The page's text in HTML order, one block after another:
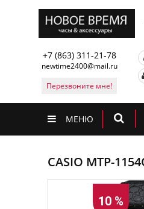
+7 (863) 311-21-78
newtime2400@mail.ru
Перезвоните мне!
МЕНЮ
CASIO MTP-
10 %